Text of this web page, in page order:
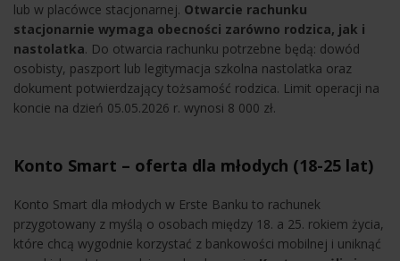
lub w placówce stacjonarnej. Otwarcie rachunku
stacjonarnie wymaga obecności zarówno rodzica, jak i
nastolatka. Do otwarcia rachunku potrzebne będą: dowód
osobisty, paszport lub legitymacja szkolna nastolatka oraz
dokument potwierdzający tożsamość rodzica. Limit operacji na
koncie na dzień 05.05.2026 r. wynosi 8 000 zł.
Konto Smart – oferta dla młodych (18-25 lat)
Konto Smart dla młodych w Erste Banku to rachunek
przygotowany z myślą o osobach między 18. a 25. rokiem życia,
które chcą wygodnie korzystać z bankowości mobilnej i uniknąć